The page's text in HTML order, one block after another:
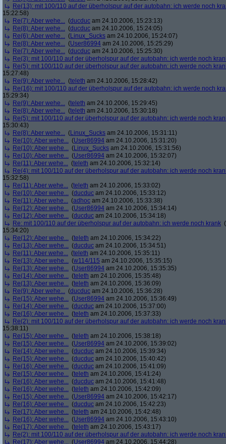
Re(13): mit 100/110 auf der überholspur auf der autobahn: ich werde noch
15:22:58)
Re(7): Aber wehe... (ducduc am 24.10.2006, 15:23:13)
Re(8): Aber wehe... (ducduc am 24.10.2006, 15:24:05)
Re(6): Aber wehe... (Linux_Sucks am 24.10.2006, 15:24:07)
Re(8): Aber wehe... (User86994 am 24.10.2006, 15:25:29)
Re(7): Aber wehe... (ducduc am 24.10.2006, 15:25:30)
Re(3): mit 100/110 auf der überholspur auf der autobahn: ich werde noch
Re(5): mit 100/110 auf der überholspur auf der autobahn: ich werde noch
15:27:48)
Re(9): Aber wehe... (teleth am 24.10.2006, 15:28:42)
Re(16): mit 100/110 auf der überholspur auf der autobahn: ich werde noch
15:29:34)
Re(9): Aber wehe... (teleth am 24.10.2006, 15:29:45)
Re(8): Aber wehe... (teleth am 24.10.2006, 15:30:18)
Re(5): mit 100/110 auf der überholspur auf der autobahn: ich werde noch
15:30:43)
Re(8): Aber wehe... (Linux_Sucks am 24.10.2006, 15:31:11)
Re(10): Aber wehe... (User86994 am 24.10.2006, 15:31:20)
Re(10): Aber wehe... (Linux_Sucks am 24.10.2006, 15:31:56)
Re(10): Aber wehe... (User86994 am 24.10.2006, 15:32:07)
Re(11): Aber wehe... (teleth am 24.10.2006, 15:32:14)
Re(4): mit 100/110 auf der überholspur auf der autobahn: ich werde noch
15:32:58)
Re(11): Aber wehe... (teleth am 24.10.2006, 15:33:02)
Re(10): Aber wehe... (ducduc am 24.10.2006, 15:33:12)
Re(11): Aber wehe... (adhoc am 24.10.2006, 15:33:38)
Re(12): Aber wehe... (User86994 am 24.10.2006, 15:34:14)
Re(12): Aber wehe... (ducduc am 24.10.2006, 15:34:18)
Re: mit 100/110 auf der überholspur auf der autobahn: ich werde noch krank (
15:34:20)
Re(12): Aber wehe... (teleth am 24.10.2006, 15:34:22)
Re(13): Aber wehe... (ducduc am 24.10.2006, 15:34:51)
Re(11): Aber wehe... (teleth am 24.10.2006, 15:35:11)
Re(13): Aber wehe... (w114/115 am 24.10.2006, 15:35:15)
Re(13): Aber wehe... (User86994 am 24.10.2006, 15:35:35)
Re(14): Aber wehe... (teleth am 24.10.2006, 15:35:48)
Re(13): Aber wehe... (teleth am 24.10.2006, 15:36:09)
Re(9): Aber wehe... (ducduc am 24.10.2006, 15:36:28)
Re(15): Aber wehe... (User86994 am 24.10.2006, 15:36:49)
Re(14): Aber wehe... (ducduc am 24.10.2006, 15:37:00)
Re(16): Aber wehe... (teleth am 24.10.2006, 15:37:33)
Re(2): mit 100/110 auf der überholspur auf der autobahn: ich werde noch
15:38:11)
Re(15): Aber wehe... (teleth am 24.10.2006, 15:38:18)
Re(15): Aber wehe... (User86994 am 24.10.2006, 15:39:02)
Re(14): Aber wehe... (ducduc am 24.10.2006, 15:39:34)
Re(15): Aber wehe... (ducduc am 24.10.2006, 15:40:42)
Re(16): Aber wehe... (ducduc am 24.10.2006, 15:41:09)
Re(15): Aber wehe... (teleth am 24.10.2006, 15:41:24)
Re(16): Aber wehe... (ducduc am 24.10.2006, 15:41:48)
Re(16): Aber wehe... (teleth am 24.10.2006, 15:42:09)
Re(15): Aber wehe... (User86994 am 24.10.2006, 15:42:17)
Re(16): Aber wehe... (ducduc am 24.10.2006, 15:42:23)
Re(17): Aber wehe... (teleth am 24.10.2006, 15:42:48)
Re(16): Aber wehe... (User86994 am 24.10.2006, 15:43:10)
Re(17): Aber wehe... (teleth am 24.10.2006, 15:43:17)
Re(2): mit 100/110 auf der überholspur auf der autobahn: ich werde noch
Re(17): Aber wehe... (User86994 am 24.10.2006, 15:44:28)